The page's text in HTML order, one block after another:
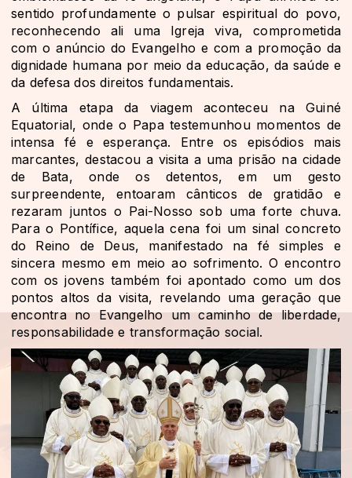
sentido profundamente o pulsar espiritual do povo,
reconhecendo ali uma Igreja viva, comprometida
com o anúncio do Evangelho e com a promoção da
dignidade humana por meio da educação, da saúde e
da defesa dos direitos fundamentais.
A última etapa da viagem aconteceu na Guiné
Equatorial, onde o Papa testemunhou momentos de
intensa fé e esperança. Entre os episódios mais
marcantes, destacou a visita a uma prisão na cidade
de Bata, onde os detentos, em um gesto
surpreendente, entoaram cânticos de gratidão e
rezaram juntos o Pai-Nosso sob uma forte chuva.
Para o Pontífice, aquela cena foi um sinal concreto
do Reino de Deus, manifestado na fé simples e
sincera mesmo em meio ao sofrimento. O encontro
com os jovens também foi apontado como um dos
pontos altos da visita, revelando uma geração que
encontra no Evangelho um caminho de liberdade,
responsabilidade e transformação social.